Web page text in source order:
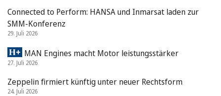
Connected to Perform: HANSA und Inmarsat laden zur
SMM-Konferenz
29. Juli 2026
MAN Engines macht Motor leistungsstärker
27. Juli 2026
Zeppelin firmiert künftig unter neuer Rechtsform
24. Juli 2026